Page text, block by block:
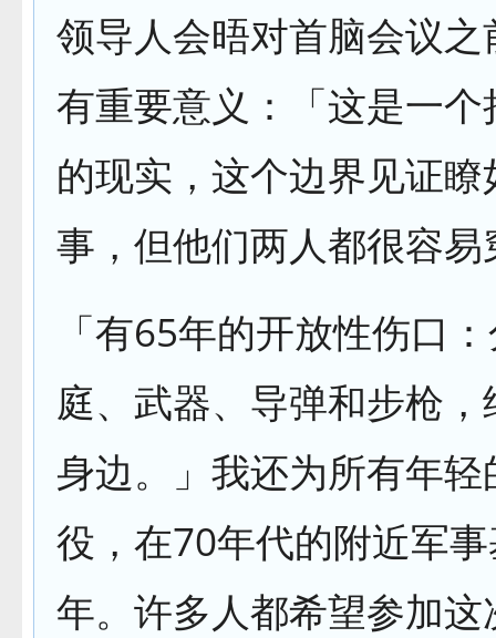
领导人会晤对首脑会议
有重要意义：「这是一
的现实，这个边界见证
事，但他们两人都很容
「有65年的开放性伤口
庭、武器、导弹和步枪
身边。」我还为所有年
役，在70年代的附近军
年。许多人都希望参加